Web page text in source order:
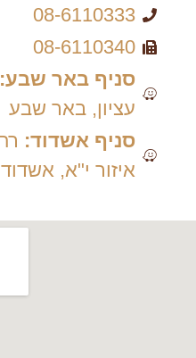
08-6110333
08-6110340
סניף באר שבע:
עציון, באר שבע
סניף אשדוד:
איזור י"א, אשדוד